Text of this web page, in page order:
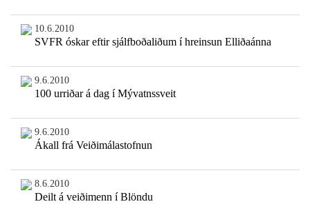
10.6.2010
SVFR óskar eftir sjálfboðaliðum í hreinsun Elliðaánna
9.6.2010
100 urriðar á dag í Mývatnssveit
9.6.2010
Ákall frá Veiðimálastofnun
8.6.2010
Deilt á veiðimenn í Blöndu